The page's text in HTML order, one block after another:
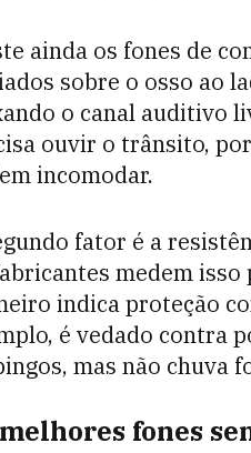
ainda os fones de
sobre o osso ao
o canal auditivo
ouvir o trânsito,
incomodar.
fator é a
medem
indica proteção
é vedado contra
mas não chuva
fones